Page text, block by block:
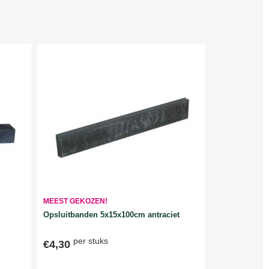
MEEST GEKOZEN!
Opsluitbanden 5x15x100cm antraciet
€4,30 per stuks